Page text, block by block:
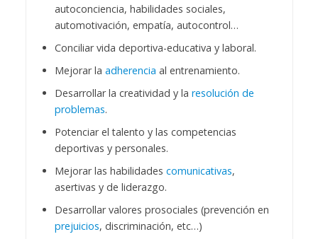
autoconciencia, habilidades sociales,
automotivación, empatía, autocontrol…
Conciliar vida deportiva-educativa y laboral.
Mejorar la adherencia al entrenamiento.
Desarrollar la creatividad y la resolución de
problemas.
Potenciar el talento y las competencias
deportivas y personales.
Mejorar las habilidades comunicativas,
asertivas y de liderazgo.
Desarrollar valores prosociales (prevención en
prejuicios, discriminación, etc…)